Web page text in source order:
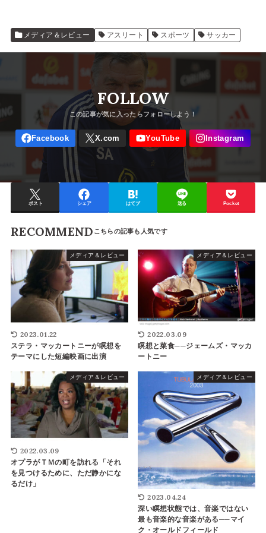
メディア＆レビュー アスリート スポーツ サッカー
FOLLOW
ポスト シェア はてブ 送る Pocket
RECOMMEND
メディア＆レビュー
2023.01.22
ステラ・マッカートニーが瞑想を
テーマにした短編映画に出演
メディア＆レビュー
2022.03.09
瞑想と菜食──ジェームズ・マッカ
ートニー
メディア＆レビュー
2022.03.09
オプラがＴＭの町を訪れる「それ
を見つけるために、ただ静かにな
るだけ」
メディア＆レビュー
2023.04.24
深い瞑想状態では、音楽ではない
最も音楽的な音楽がある──マイ
ク・オールドフィールド